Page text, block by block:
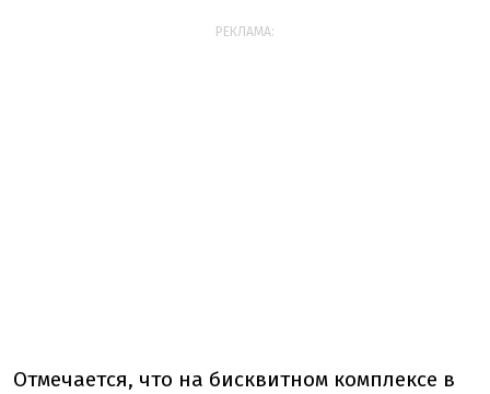
РЕКЛАМА:
Отмечается, что на бисквитном комплексе в